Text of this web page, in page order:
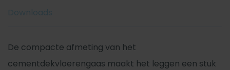
De compacte afmeting van het
cementdekvloerengaas maakt het leggen een stuk